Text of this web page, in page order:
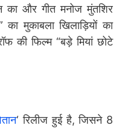
का और गीत मनोज मुंतशिर
मुकाबला खिलाड़ियों का
की फिल्म “बड़े मियां छोटे
‘ रिलीज हुई है, जिसने 8